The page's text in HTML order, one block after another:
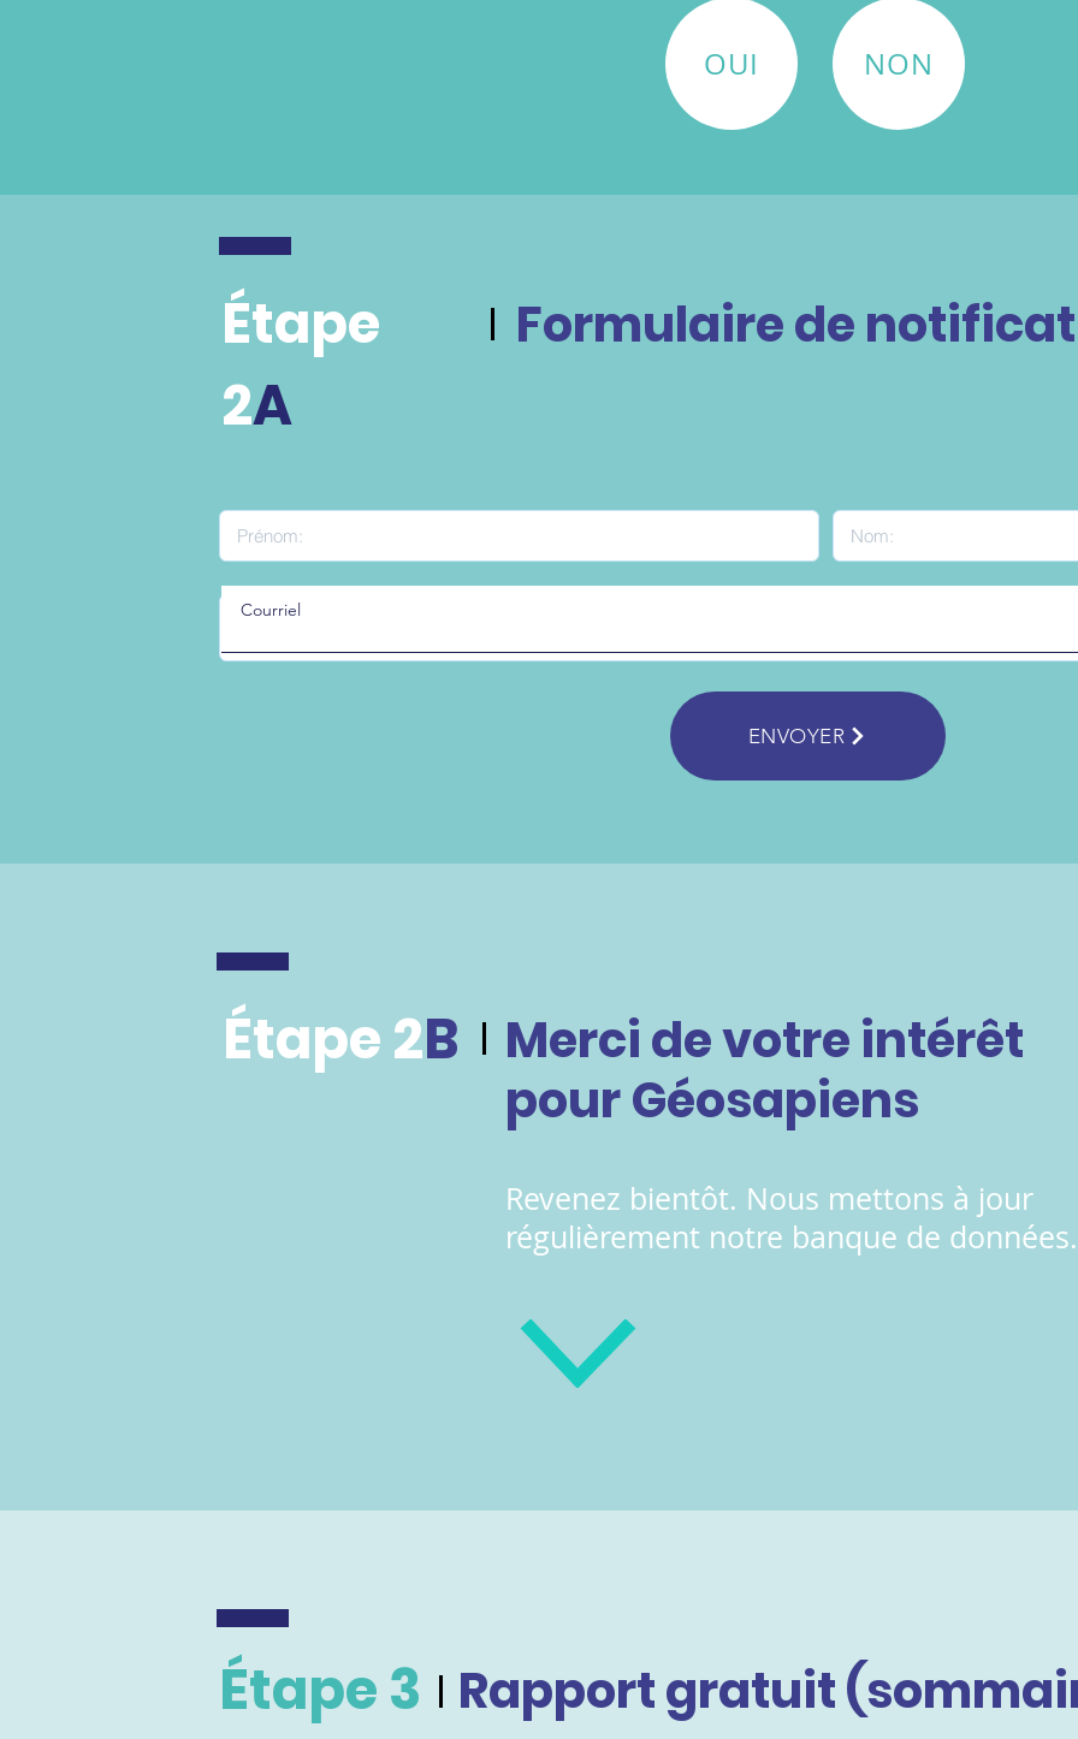
OUI NON
Étape
2A
Formulaire de
ENVOYER
Étape 2B
Merci de votre intérêt
pour Géosapiens
Revenez bientôt. Nous mettons à jour
régulièrement notre banque de
Étape 3 Rapport gratuit